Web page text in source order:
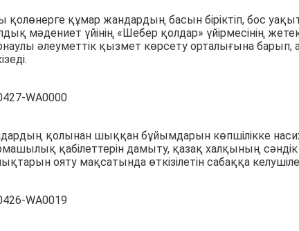
қолөнерге құмар жандардың басын біріктіп, бос
мәдениет үйінің «Шебер қолдар» үйірмесінің
әлеуметтік қызмет көрсету орталығына барып,
қолынан шыққан бұйымдарын көпшілікке
қабілеттерін дамыту, қазақ халқының сәндік
ояту мақсатында өткізілетін сабаққа